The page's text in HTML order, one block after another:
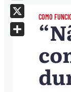
COMO
Email
X